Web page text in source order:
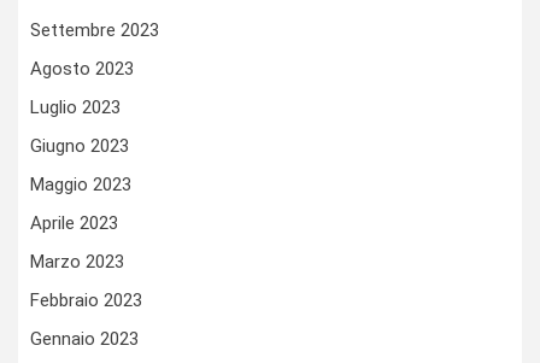
Settembre 2023
Agosto 2023
Luglio 2023
Giugno 2023
Maggio 2023
Aprile 2023
Marzo 2023
Febbraio 2023
Gennaio 2023